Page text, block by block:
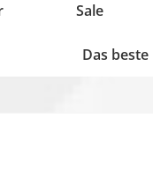
Sale
Das